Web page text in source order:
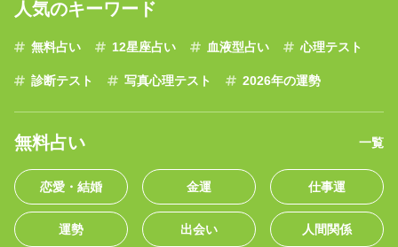
人気のキーワード
無料占い 12星座占い 血液型占い 心理テスト
診断テスト 写真心理テスト 2026年の運勢
無料占い 一覧
恋愛・結婚 金運 仕事運
運勢 出会い 人間関係